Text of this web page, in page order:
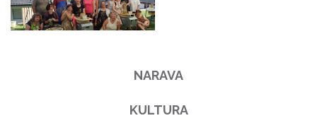
NARAVA
KULTURA